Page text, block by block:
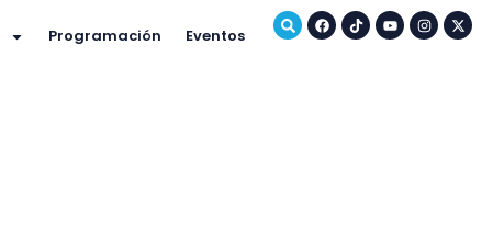
Programación Eventos